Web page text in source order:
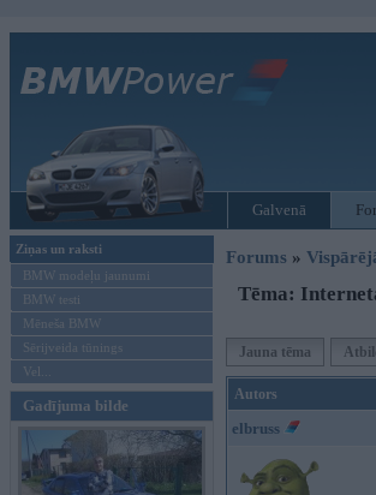
Galvenā
Ziņas un raksti
BMW modeļu jaunumi
BMW testi
Mēneša BMW
Sērijveida tūnings
Vel...
Gadījuma bilde
Forums »
Tēma:
Jauna tēma
Autors
elbruss